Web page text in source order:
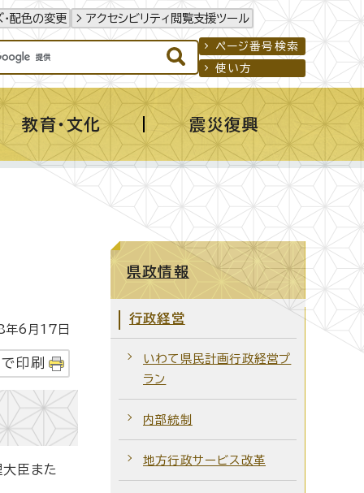
配色の変更 アクセシビリティ閲覧支援ツール
ページ番号検索
使い方
教育・文化 震災復興
6月17日
印刷
臣また
県政情報
行政経営
いわて県民計画行政経営プ
ラン
内部統制
地方行政サービス改革